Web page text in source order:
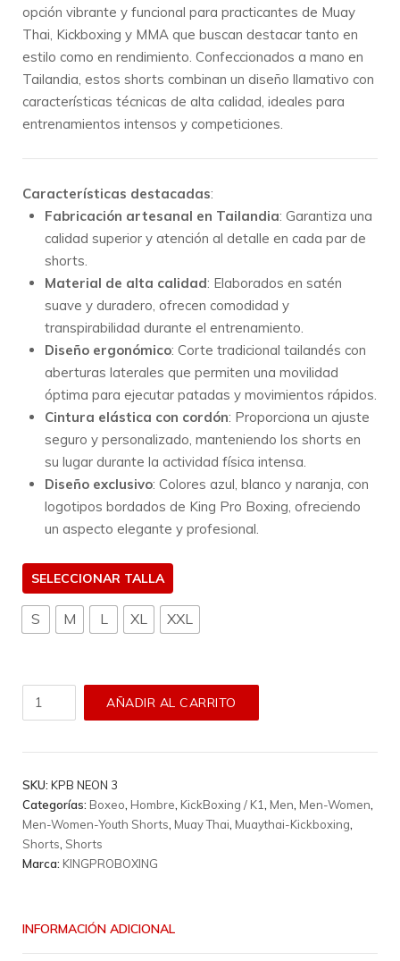
opción vibrante y funcional para practicantes de Muay
Thai, Kickboxing y MMA que buscan destacar tanto en
estilo como en rendimiento. Confeccionados a mano en
Tailandia, estos shorts combinan un diseño llamativo con
características técnicas de alta calidad, ideales para
entrenamientos intensos y competiciones.
Características destacadas:
Fabricación artesanal en Tailandia: Garantiza una
calidad superior y atención al detalle en cada par de
shorts.
Material de alta calidad: Elaborados en satén
suave y duradero, ofrecen comodidad y
transpirabilidad durante el entrenamiento.
Diseño ergonómico: Corte tradicional tailandés con
aberturas laterales que permiten una movilidad
óptima para ejecutar patadas y movimientos rápidos.
Cintura elástica con cordón: Proporciona un ajuste
seguro y personalizado, manteniendo los shorts en
su lugar durante la actividad física intensa.
Diseño exclusivo: Colores azul, blanco y naranja, con
logotipos bordados de King Pro Boxing, ofreciendo
un aspecto elegante y profesional.
TALLA
S M L XL XXL
Short
Boxing
Kpb
Neon
3
cantidad
AÑADIR AL CARRITO
SKU: KPB NEON 3
Categorías: Boxeo Hombre KickBoxing / K1 Men Men-Women
Men-Women-Youth Shorts Muay Thai Muaythai-Kickboxing
Shorts Shorts
Marca: KINGPROBOXING
INFORMACIÓN ADICIONAL